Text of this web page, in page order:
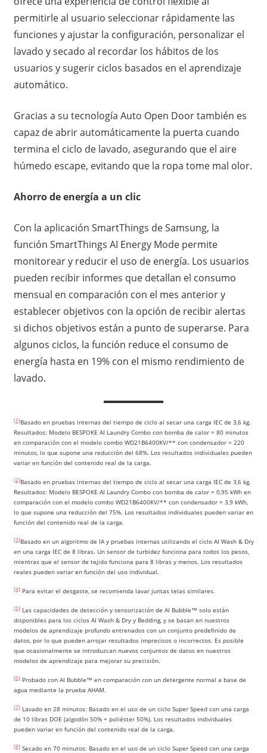
permitirle al usuario seleccionar rápidamente las
funciones y ajustar la configuración, personalizar el
lavado y secado al recordar los hábitos de los
usuarios y sugerir ciclos basados en el aprendizaje
automático.
Gracias a su tecnología Auto Open Door también es
capaz de abrir automáticamente la puerta cuando
termina el ciclo de lavado, asegurando que el aire
húmedo escape, evitando que la ropa tome mal olor.
Ahorro de energía a un clic
Con la aplicación SmartThings de Samsung, la
función SmartThings AI Energy Mode permite
monitorear y reducir el uso de energía. Los usuarios
pueden recibir informes que detallan el consumo
mensual en comparación con el mes anterior y
establecer objetivos con la opción de recibir alertas
si dichos objetivos están a punto de superarse. Para
algunos ciclos, la función reduce el consumo de
energía hasta en 19% con el mismo rendimiento de
lavado.
[1]Basado en pruebas internas del tiempo de ciclo al secar una carga IEC de 3,6 kg.
Resultados: Modelo BESPOKE AI Laundry Combo con bomba de calor = 80 minutos
en comparación con el modelo combo WD21B6400KV/** con condensador = 220
minutos, lo que supone una reducción del 68%. Los resultados individuales pueden
variar en función del contenido real de la carga.
[2]Basado en pruebas internas del tiempo de ciclo al secar una carga IEC de 3,6 kg.
Resultados: Modelo BESPOKE AI Laundry Combo con bomba de calor = 0,95 kWh en
comparación con el modelo combo WD21B6400KV/** con condensador = 3,9 kWh,
lo que supone una reducción del 75%. Los resultados individuales pueden variar en
función del contenido real de la carga.
[3]Basado en un algoritmo de IA y pruebas internas utilizando el ciclo AI Wash & Dry
en una carga IEC de 8 libras. Un sensor de turbidez funciona para todos los pesos,
mientras que el sensor de tejido funciona para 8 libras y menos. Los resultados
reales pueden variar en función del uso individual.
[4]Para evitar el desgaste, se recomienda lavar juntas telas similares.
[5]Las capacidades de detección y sensorización de AI Bubble™ solo están
disponibles para los ciclos AI Wash & Dry y Bedding, y se basan en nuestros
modelos de aprendizaje profundo entrenados con un conjunto predefinido de
datos, por lo que pueden arrojar resultados imprecisos o incorrectos. Es posible
que ocasionalmente se introduzcan nuevos conjuntos de datos en nuestros
modelos de aprendizaje para mejorar su precisión.
[6]Probado con AI Bubble™ en comparación con un detergente normal a base de
agua mediante la prueba AHAM.
[7]Lavado en 28 minutos: Basado en el uso de un ciclo Super Speed con una carga
de 10 libras DOE (algodón 50% + poliéster 50%). Los resultados individuales
pueden variar en función del contenido real de la carga.
[8]Secado en 70 minutos: Basado en el uso de un ciclo Super Speed con una carga